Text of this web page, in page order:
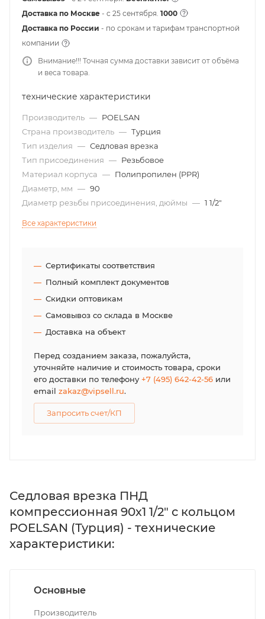
Доставка по Москве - c 25 сентября. 1000
Доставка по России - по срокам и тарифам транспортной
компании
Внимание!!! Точная сумма доставки зависит от объёма
и веса товара.
технические характеристики
Производитель — POELSAN
Страна производитель — Турция
Тип изделия — Седловая врезка
Тип присоединения — Резьбовое
Материал корпуса — Полипропилен (PPR)
Диаметр, мм — 90
Диаметр резьбы присоединения, дюймы — 1 1/2"
Все характеристики
Сертификаты соответствия
Полный комплект документов
Скидки оптовикам
Самовывоз со склада в Москве
Доставка на объект
Перед созданием заказа, пожалуйста,
уточняйте наличие и стоимость товара, сроки
его доставки по телефону+7 (495) 642-42-56 или
email zakaz@vipsell.ru.
Запросить счет/КП
Седловая врезка ПНД
компрессионная 90х1 1/2" с кольцом
POELSAN (Турция) - технические
характеристики:
Основные
Производитель